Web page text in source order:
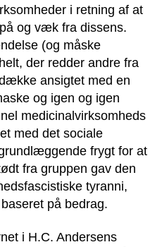
i retning af at
og væk fra dissens.
(og måske
der redder andre fra
ansigtet med en
og igen og igen
medicinalvirksomheds
med det sociale
frygt for at
fra gruppen gav den
tyranni,
på bedrag.
i H.C. Andersens